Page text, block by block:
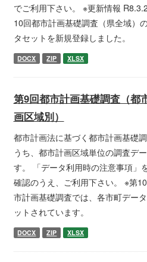
でご利用下さい。 ※更新情報
10回都市計画基礎調査（県全域）
タセットを新規登録しました。
DOCX ZIP XLSX
第9回都市計画基礎調査（都
画区域別）
都市計画法に基づく都市計画基礎
うち、都市計画区域単位の調査デ
す。 「データ利用時の注意事項」
確認のうえ、ご利用下さい。 ※第
市計画基礎調査では、各市町デー
ットされています。
DOCX ZIP XLSX